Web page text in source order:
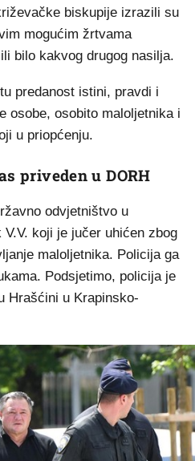
biskupije izrazili su
mogućim žrtvama
bilo kakvog drugog nasilja.
predanost istini, pravdi i
osobe, osobito maloljetnika i
u priopćenju.
priveden u DORH
odvjetništvo u
koji je jučer uhićen zbog
maloljetnika. Policija ga
Podsjetimo, policija je
Hrašćini u Krapinsko-